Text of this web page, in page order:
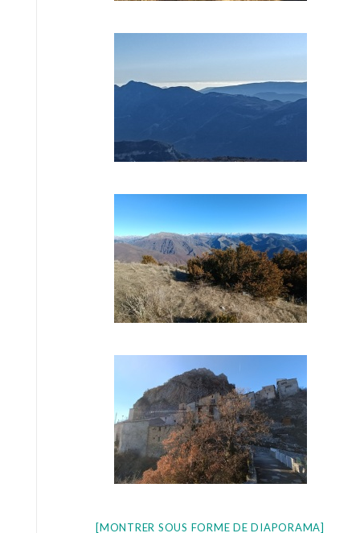
[MONTRER SOUS FORME DE DIAPORAMA]